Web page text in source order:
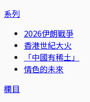
系列
2026伊朗戰爭
香港世紀大火
「中國有稀土」
情色的未來
欄目